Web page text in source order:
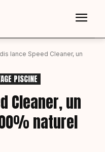
lance Speed Cleaner, un
PISCINE
Cleaner, un
naturel